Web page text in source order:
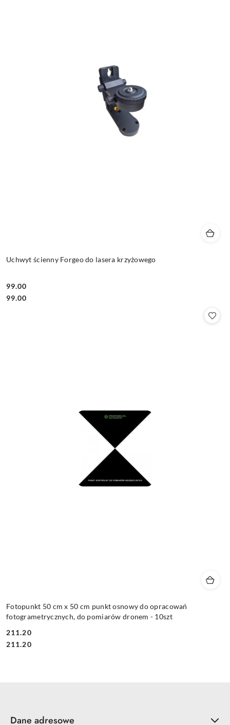
Uchwyt ścienny Forgeo do lasera krzyżowego
Cena:
99.00
Cena:
99.00
Fotopunkt 50 cm x 50 cm punkt osnowy do opracowań
fotogrametrycznych, do pomiarów dronem - 10szt
Cena:
211.20
Cena:
211.20
Dane adresowe